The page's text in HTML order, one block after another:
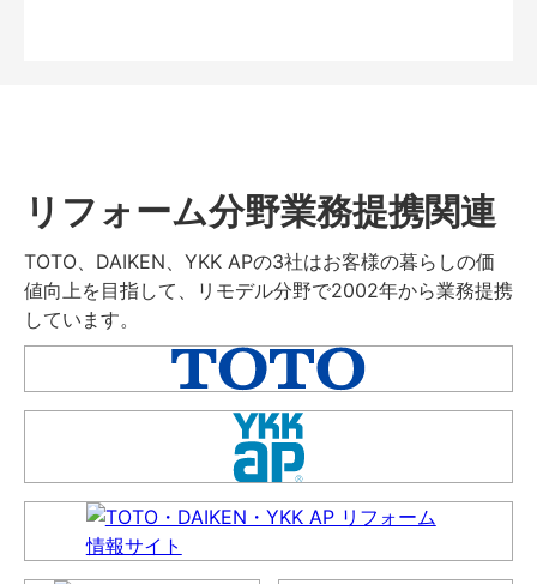
リフォーム分野業務提携関連
TOTO、DAIKEN、YKK APの3社はお客様の暮らしの価
値向上を目指して、リモデル分野で2002年から業務提携
しています。